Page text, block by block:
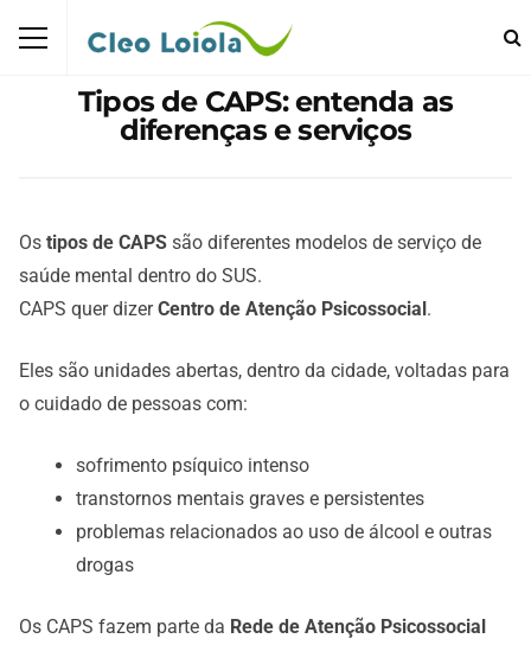
Tipos de CAPS: entenda as
diferenças e serviços
Os tipos de CAPS são diferentes modelos de serviço de
saúde mental dentro do SUS.
CAPS quer dizerCentro de Atenção Psicossocial.
Eles são unidades abertas, dentro da cidade, voltadas para
o cuidado de pessoas com:
sofrimento psíquico intenso
transtornos mentais graves e persistentes
problemas relacionados ao uso de álcool e outras
drogas
Os CAPS fazem parte da Rede de Atenção Psicossocial